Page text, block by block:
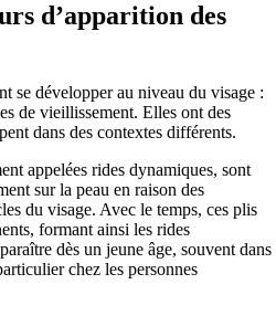
d’apparition des
se développer au niveau du visage :
de vieillissement. Elles ont des
dans des contextes différents.
appelées rides dynamiques, sont
sur la peau en raison des
du visage. Avec le temps, ces plis
formant ainsi les rides
dès un jeune âge, souvent dans
chez les personnes